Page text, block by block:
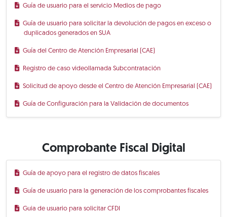
Guía de usuario para el servicio Medios de pago
Guía de usuario para solicitar la devolución de pagos en exceso o
duplicados generados en SUA
Guía del Centro de Atención Empresarial (CAE)
Registro de caso videollamada Subcontratación
Solicitud de apoyo desde el Centro de Atención Empresarial (CAE)
Guía de Configuración para la Validación de documentos
Comprobante Fiscal Digital
Guía de apoyo para el registro de datos fiscales
Guía de usuario para la generación de los comprobantes fiscales
Guia de usuario para solicitar CFDI